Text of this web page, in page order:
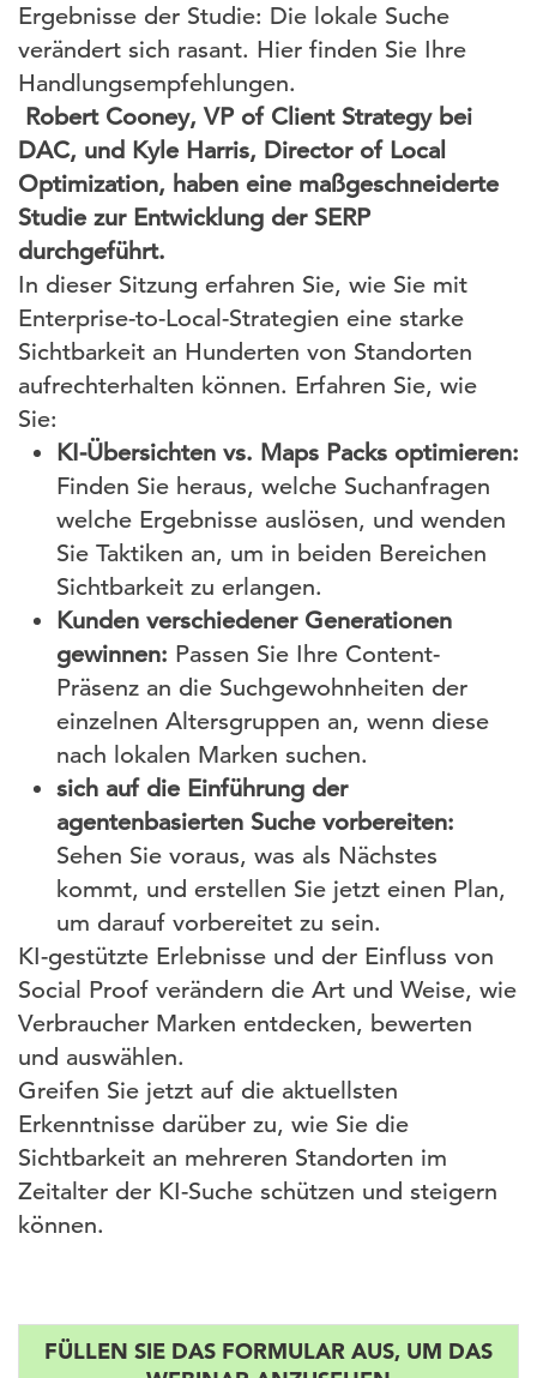
Ergebnisse der Studie: Die lokale Suche
verändert sich rasant. Hier finden Sie Ihre
Handlungsempfehlungen.
Robert Cooney, VP of Client Strategy bei
DAC, und Kyle Harris, Director of Local
Optimization, haben eine maßgeschneiderte
Studie zur Entwicklung der SERP
durchgeführt.
In dieser Sitzung erfahren Sie, wie Sie mit
Enterprise-to-Local-Strategien eine starke
Sichtbarkeit an Hunderten von Standorten
aufrechterhalten können. Erfahren Sie, wie
Sie:
KI-Übersichten vs. Maps Packs optimieren:
Finden Sie heraus, welche Suchanfragen
welche Ergebnisse auslösen, und wenden
Sie Taktiken an, um in beiden Bereichen
Sichtbarkeit zu erlangen.
Kunden verschiedener Generationen
gewinnen: Passen Sie Ihre Content-
Präsenz an die Suchgewohnheiten der
einzelnen Altersgruppen an, wenn diese
nach lokalen Marken suchen.
sich auf die Einführung der
agentenbasierten Suche vorbereiten:
Sehen Sie voraus, was als Nächstes
kommt, und erstellen Sie jetzt einen Plan,
um darauf vorbereitet zu sein.
KI-gestützte Erlebnisse und der Einfluss von
Social Proof verändern die Art und Weise, wie
Verbraucher Marken entdecken, bewerten
und auswählen.
Greifen Sie jetzt auf die aktuellsten
Erkenntnisse darüber zu, wie Sie die
Sichtbarkeit an mehreren Standorten im
Zeitalter der KI-Suche schützen und steigern
können.
FÜLLEN SIE DAS FORMULAR AUS, UM DAS